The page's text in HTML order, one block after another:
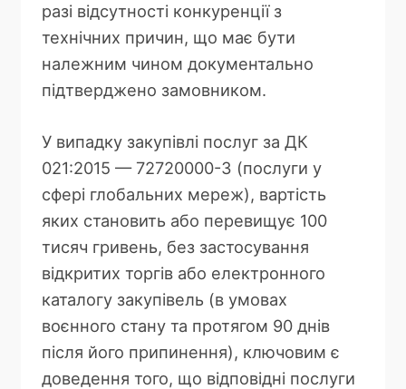
разі відсутності конкуренції з
технічних причин, що має бути
належним чином документально
підтверджено замовником.
У випадку закупівлі послуг за ДК
021:2015 — 72720000-3 (послуги у
сфері глобальних мереж), вартість
яких становить або перевищує 100
тисяч гривень, без застосування
відкритих торгів або електронного
каталогу закупівель (в умовах
воєнного стану та протягом 90 днів
після його припинення), ключовим є
доведення того, що відповідні послуги